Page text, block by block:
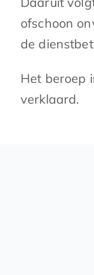
ofschoon
de
Het beroep
verklaard.